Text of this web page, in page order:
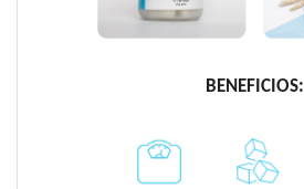
BENEFICIOS: